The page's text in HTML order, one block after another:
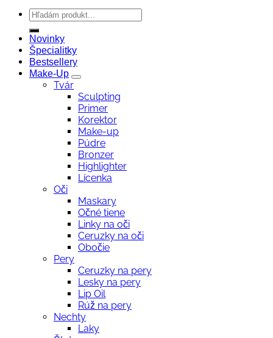
Hľadať:
Novinky
Špecialitky
Bestsellery
Make-Up
Tvár
Sculpting
Primer
Korektor
Make-up
Púdre
Bronzer
Highlighter
Lícenka
Oči
Maskary
Očné tiene
Linky na oči
Ceruzky na oči
Obočie
Pery
Ceruzky na pery
Lesky na pery
Lip Oil
Rúž na pery
Nechty
Laky